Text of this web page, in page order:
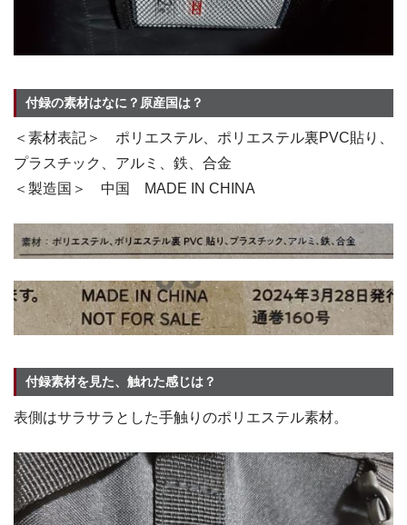
付録の素材はなに？原産国は？
＜素材表記＞ ポリエステル、ポリエステル裏PVC貼り、
プラスチック、アルミ、鉄、合金
＜製造国＞ 中国 MADE IN CHINA
付録素材を見た、触れた感じは？
表側はサラサラとした手触りのポリエステル素材。